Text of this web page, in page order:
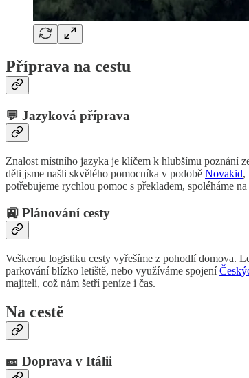
Příprava na cestu
💬 Jazyková příprava
Znalost místního jazyka je klíčem k hlubšímu poznání
děti jsme našli skvělého pomocníka v podobě Novakid,
potřebujeme rychlou pomoc s překladem, spoléháme na
🚉 Plánování cesty
Veškerou logistiku cesty vyřešíme z pohodlí domova.
parkování blízko letiště, nebo využíváme spojení
majiteli, což nám šetří peníze i čas.
Na cestě
🎫 Doprava v Itálii